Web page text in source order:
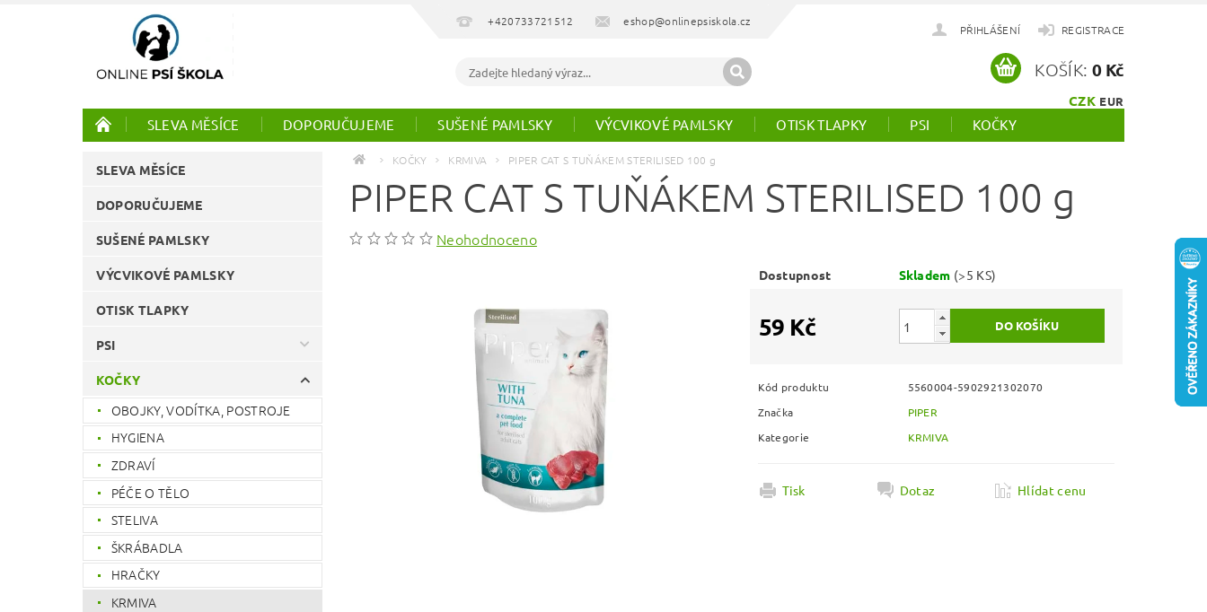
+420733721512 eshop@onlinepsiskola.cz
PŘIHLÁŠENÍ REGISTRACE
CZK EUR
KOŠÍK: 0 Kč
SLEVA MĚSÍCE DOPORUČUJEME SUŠENÉ PAMLSKY VÝCVIKOVÉ PAMLSKY OTISK TLAPKY PSI KOČKY
SLEVA MĚSÍCE
DOPORUČUJEME
SUŠENÉ PAMLSKY
VÝCVIKOVÉ PAMLSKY
OTISK TLAPKY
PSI
KOČKY
OBOJKY, VODÍTKA, POSTROJE
HYGIENA
ZDRAVÍ
PÉČE O TĚLO
STELIVA
ŠKRÁBADLA
HRAČKY
KRMIVA
KOČKY KRMIVA PIPER CAT S TUŇÁKEM STERILISED 100 g
PIPER CAT S TUŇÁKEM STERILISED 100 g
Neohodnoceno
Dostupnost Skladem (>5 KS)
59 Kč
Kód produktu
5560004-5902921302070
Značka
PIPER
Kategorie
KRMIVA
Tisk Dotaz Hlídat cenu